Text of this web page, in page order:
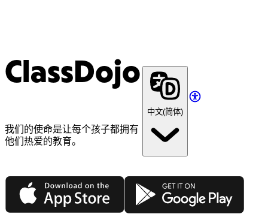
ClassDojo
我们的使命是让每个孩子都拥有
他们热爱的教育。
中文(简体)
App Store Google Play